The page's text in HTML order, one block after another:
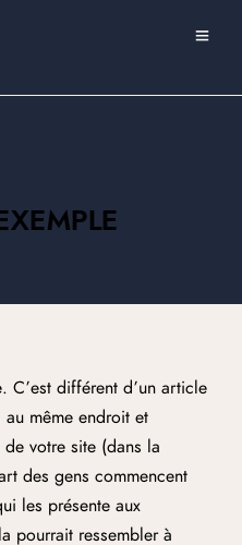
C’est différent d’un article
même endroit et
votre site (dans la
des gens commencent
les présente aux
pourrait ressembler à